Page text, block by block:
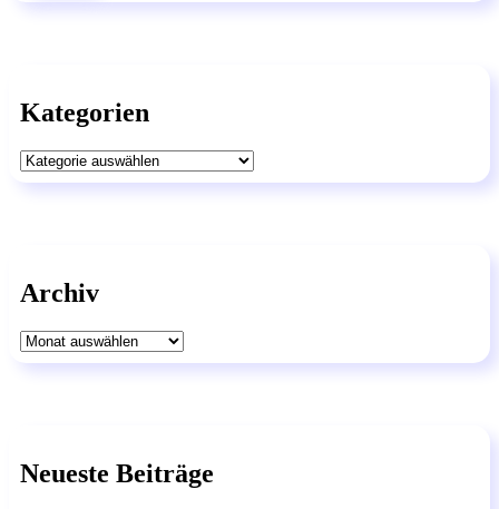
Kategorien
Kategorien
Archiv
Archiv
Neueste Beiträge